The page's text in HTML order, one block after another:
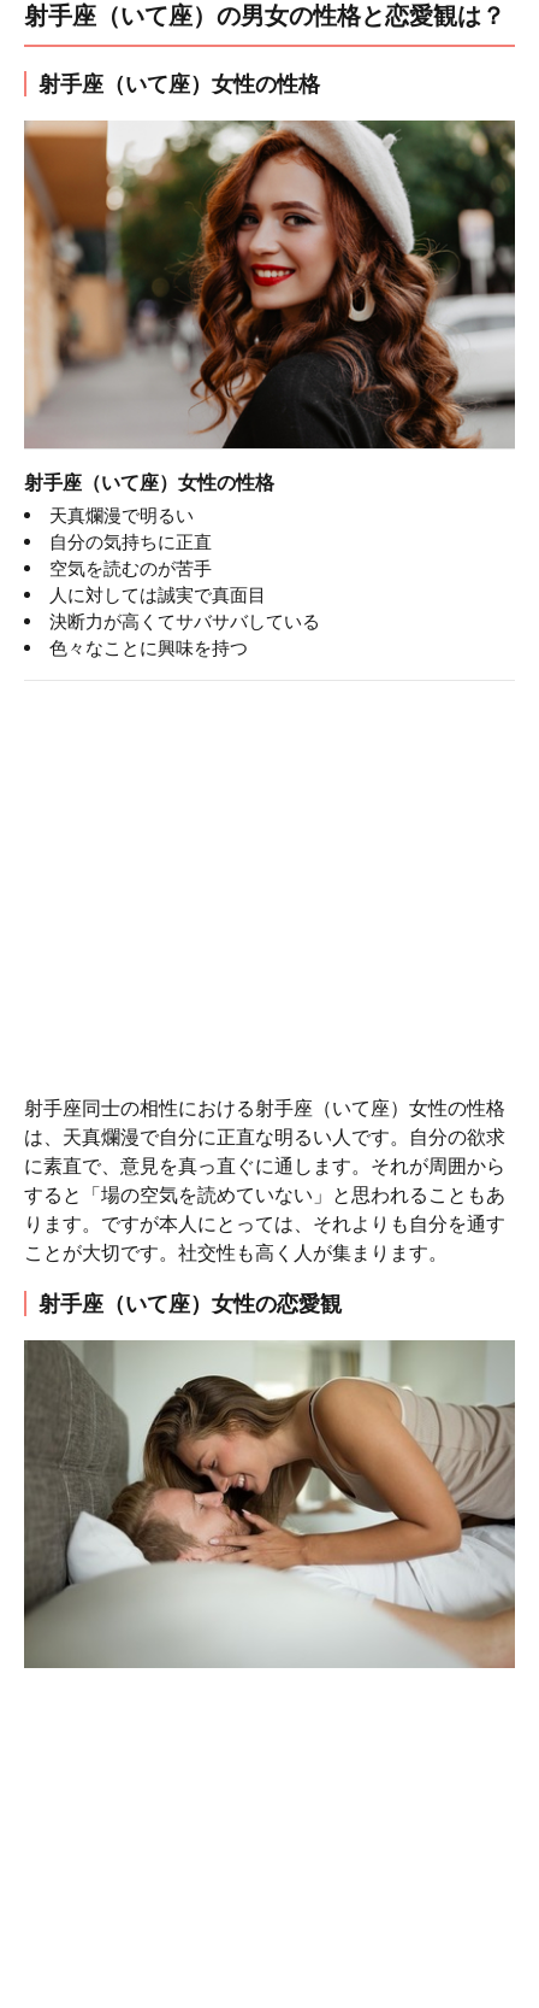
射手座（いて座）の男女の性格と恋愛観は？
射手座（いて座）女性の性格
射手座（いて座）女性の性格
天真爛漫で明るい
自分の気持ちに正直
空気を読むのが苦手
人に対しては誠実で真面目
決断力が高くてサバサバしている
色々なことに興味を持つ
射手座同士の相性における射手座（いて座）女性の性格
は、天真爛漫で自分に正直な明るい人です。自分の欲求
に素直で、意見を真っ直ぐに通します。それが周囲から
すると「場の空気を読めていない」と思われることもあ
ります。ですが本人にとっては、それよりも自分を通す
ことが大切です。社交性も高く人が集まります。
射手座（いて座）女性の恋愛観